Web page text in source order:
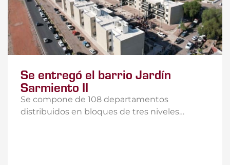
Se entregó el barrio Jardín
Sarmiento II
Se compone de 108 departamentos
distribuidos en bloques de tres niveles…